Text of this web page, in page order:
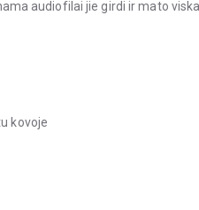
audiofilai jie girdi ir mato
kovoje